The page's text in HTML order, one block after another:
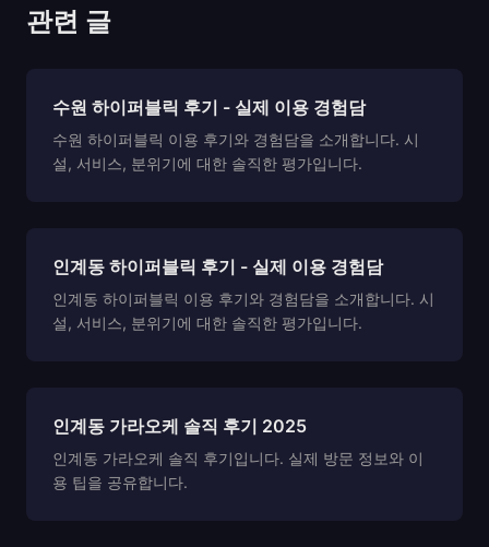
관련 글
수원 하이퍼블릭 후기 - 실제 이용 경험담
수원 하이퍼블릭 이용 후기와 경험담을 소개합니다. 시
설, 서비스, 분위기에 대한 솔직한 평가입니다.
인계동 하이퍼블릭 후기 - 실제 이용 경험담
인계동 하이퍼블릭 이용 후기와 경험담을 소개합니다. 시
설, 서비스, 분위기에 대한 솔직한 평가입니다.
인계동 가라오케 솔직 후기 2025
인계동 가라오케 솔직 후기입니다. 실제 방문 정보와 이
용 팁을 공유합니다.